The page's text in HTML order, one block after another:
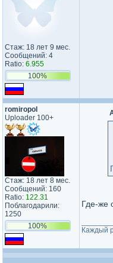
Стаж: 18 лет 9 мес.
Сообщений: 4
Ratio: 6.955
100%
romiropol
Uploader 100+
Стаж: 18 лет 8 мес.
Сообщений: 160
Ratio: 122.31
Поблагодарили:
1250
100%
Где-же
Каждый